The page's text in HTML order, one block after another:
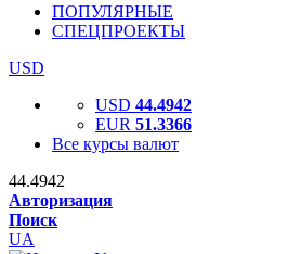
ПОПУЛЯРНЫЕ
СПЕЦПРОЕКТЫ
USD
USD 44.4942
EUR 51.3366
Все курсы валют
44.4942
Авторизация
Поиск
UA